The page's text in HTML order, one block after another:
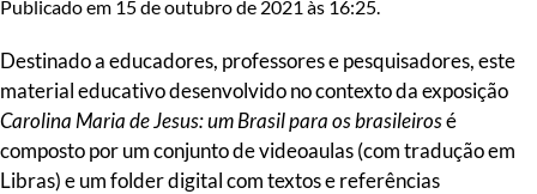
Publicado em 15 de outubro de 2021 às 16:25.
Destinado a educadores, professores e pesquisadores, este
material educativo desenvolvido no contexto da exposição
Carolina Maria de Jesus: um Brasil para os brasileirosé
composto por um conjunto de videoaulas (com tradução em
Libras) e um folder digital com textos e referências